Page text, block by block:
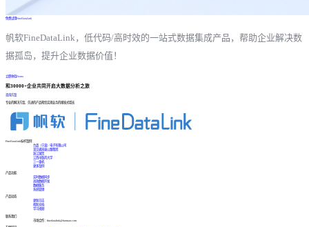
免费试用FineDataLink
帆软FineDataLink，低代码/高时效的一站式数据集成产品，帮助企业解决数
据孤岛，提升企业数据价值！
立即体验Demo
和30000+企业共同开启大数据分析之旅
咨询方案
专业的解决方案、先进的产品帮您实现业务的爆发式增长
FineDataLink标杆案例
台晶（宁波）电子有限公司
某交通高速公路集团
浙江国贸
江西中医药大学
三一重机
更多案例
产品功能
实时数据同步
高效数据开发
数据服务
系统管理
产品动态
更新日志
帮助文档
学习视频
联系我们
市场合作：finedatalink@fanruan.com